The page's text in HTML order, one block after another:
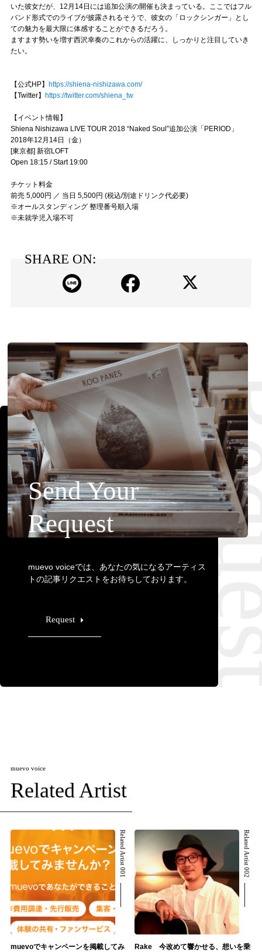
いた彼女だが、12月14日には追加公演の開催も決まっている。ここではフル
バンド形式でのライブが披露されるそうで、彼女の「ロックシンガー」とし
ての魅力を最大限に体感することができるだろう。
ますます勢いを増す西沢幸奏のこれからの活躍に、しっかりと注目していき
たい。
【公式HP】
https://shiena-nishizawa.com/
【Twitter】
https://twitter.com/shiena_tw
【イベント情報】
Shiena Nishizawa LIVE TOUR 2018 “Naked Soul”追加公演「PERIOD」
2018年12月14日（金）
[東京都] 新宿LOFT
Open 18:15 / Start 19:00
チケット料金
前売 5,000円 ／ 当日 5,500円 (税込/別途ドリンク代必要)
※オールスタンディング 整理番号順入場
※未就学児入場不可
SHARE ON:
Send Your
Request
muevo voiceでは、あなたの気になるアーティス
トの記事リクエストをお待ちしております。
Request
muevo voice
Related Artist
Related Artist 001
muevoでキャンペーンを掲載してみ
Related Artist 002
Rake 今改めて響かせる、想いを乗